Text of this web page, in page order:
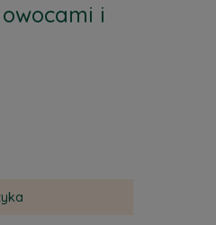
i